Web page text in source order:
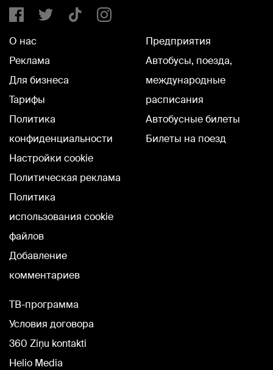
О нас
Реклама
Для бизнеса
Тарифы
Политика
конфиденциальности
Настройки cookie
Политическая реклама
Политика
использования cookie
файлов
Добавление
комментариев
Предприятия
Автобусы, поезда,
международные
расписания
Автобусные билеты
Билеты на поезд
TВ-программа
Условия договора
360 Ziņu kontakti
Helio Media